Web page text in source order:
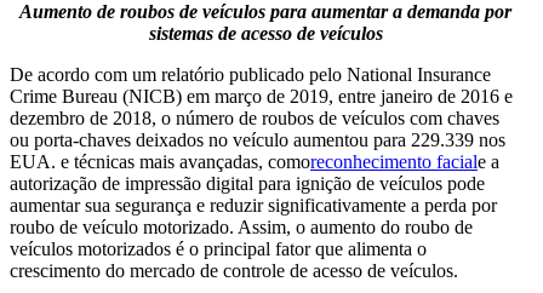
Aumento de roubos de veículos para aumentar a demanda por
sistemas de acesso de veículos
De acordo com um relatório publicado pelo National Insurance
Crime Bureau (NICB) em março de 2019, entre janeiro de 2016 e
dezembro de 2018, o número de roubos de veículos com chaves
ou porta-chaves deixados no veículo aumentou para 229.339 nos
EUA. e técnicas mais avançadas, comoreconhecimento faciale a
autorização de impressão digital para ignição de veículos pode
aumentar sua segurança e reduzir significativamente a perda por
roubo de veículo motorizado. Assim, o aumento do roubo de
veículos motorizados é o principal fator que alimenta o
crescimento do mercado de controle de acesso de veículos.